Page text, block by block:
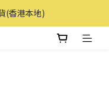
(香港本地)
(香港本地)